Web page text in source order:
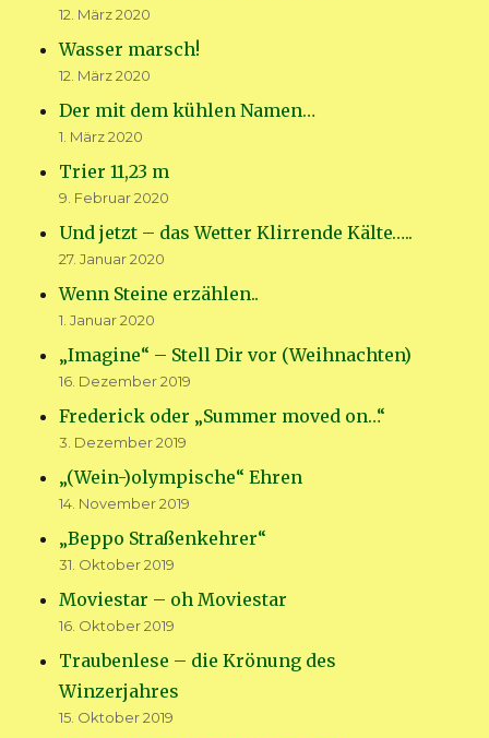
12. März 2020
Wasser marsch!
12. März 2020
Der mit dem kühlen Namen…
1. März 2020
Trier 11,23 m
9. Februar 2020
Und jetzt – das Wetter Klirrende Kälte…..
27. Januar 2020
Wenn Steine erzählen..
1. Januar 2020
„Imagine“ – Stell Dir vor (Weihnachten)
16. Dezember 2019
Frederick oder „Summer moved on…“
3. Dezember 2019
„(Wein-)olympische“ Ehren
14. November 2019
„Beppo Straßenkehrer“
31. Oktober 2019
Moviestar – oh Moviestar
16. Oktober 2019
Traubenlese – die Krönung des
Winzerjahres
15. Oktober 2019